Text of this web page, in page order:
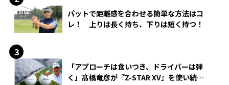
パットで距離感を合わせる簡単な方法はコ
レ！ 上りは長く持ち、下りは短く持つ！
「アプローチは食いつき、ドライバーは弾
く」髙橋竜彦が『Z-STAR XV』を使い続け